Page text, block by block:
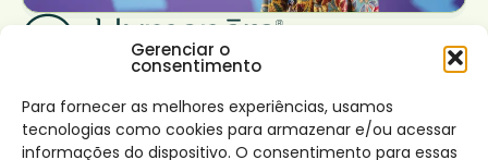
Gerenciar o
consentimento
Para fornecer as melhores experiências, usamos
tecnologias como cookies para armazenar e/ou acessar
informações do dispositivo. O consentimento para essas
Sobre nós
Impacto
Transformar seu
Nossas soluções
Desenvolvimento de
Trabalhe conosco
Rio de Janeiro
São Paulo
Lisboa
Conecte-se